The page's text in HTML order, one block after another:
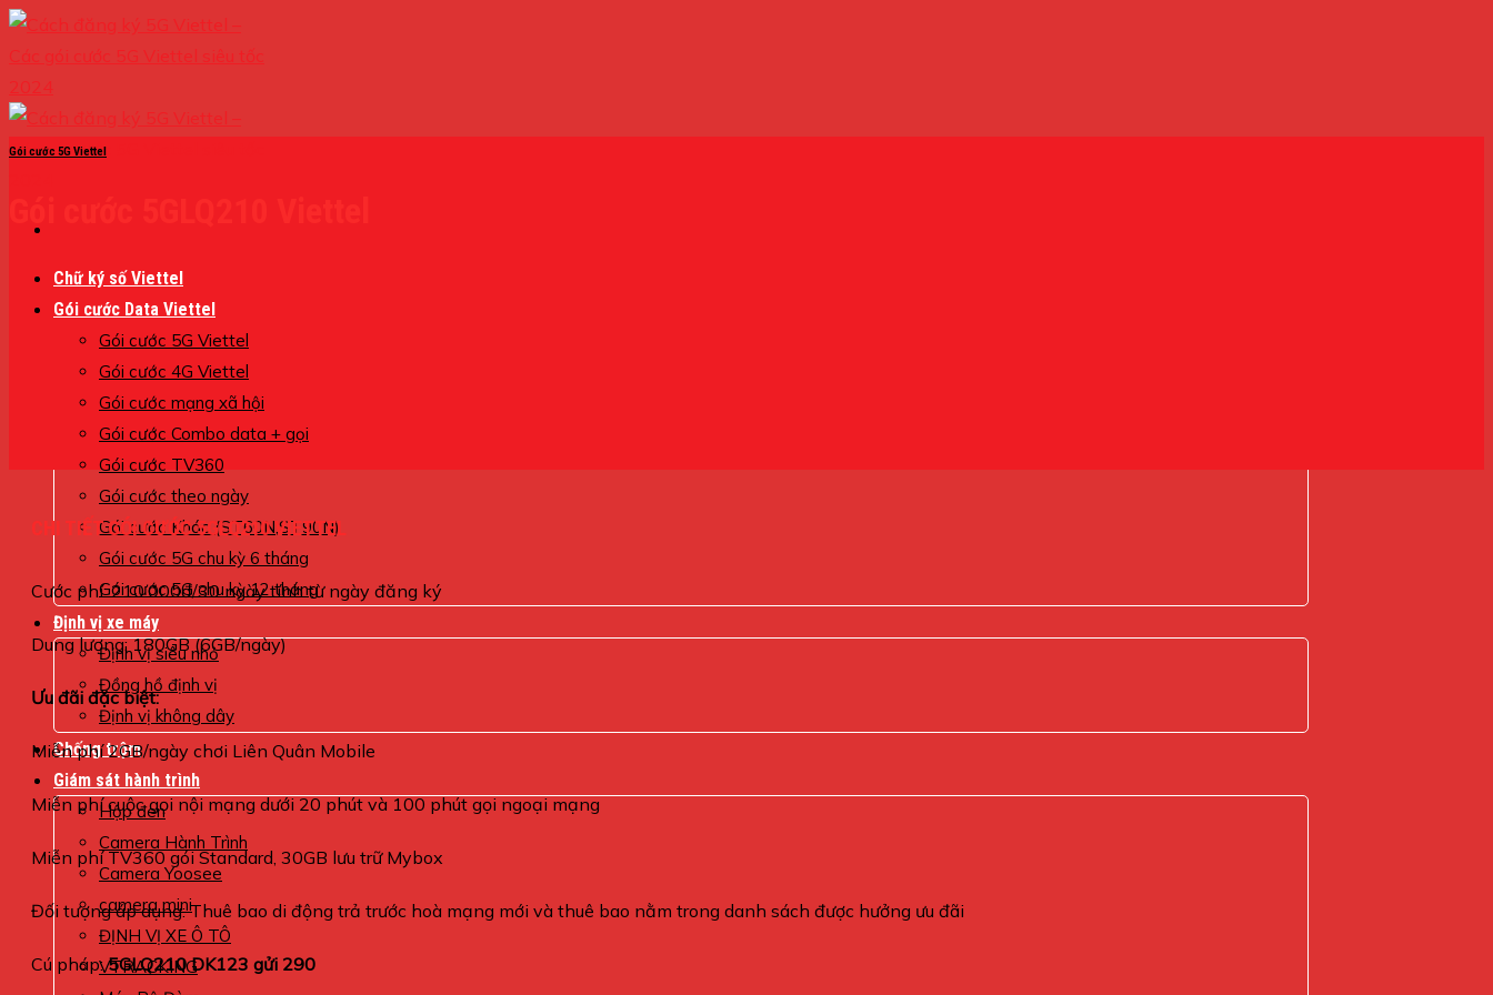
Skip
to
content
Chữ ký số Viettel
Gói cước Data Viettel
Gói cước 5G Viettel
Gói cước 4G Viettel
Gói cước mạng xã hội
Gói cước Combo data + gọi
Gói cước TV360
Gói cước theo ngày
Gói cước Khác (ST60N,ST90N)
Gói cước 5G chu kỳ 6 tháng
Gói cước 5G chu kỳ 12 tháng
Định vị xe máy
Định vị siêu nhỏ
Đồng hồ định vị
Định vị không dây
Chống trộm
Giám sát hành trình
Hộp đen
Camera Hành Trình
Camera Yoosee
camera mini
ĐỊNH VỊ XE Ô TÔ
VTRACKING
Gói cước 5G Viettel
CHI TIẾT GÓI CƯỚC 5GLQ210 VIETTEL
Cước phí: 210.000đ/30 ngày tính từ ngày đăng ký
Dung lượng: 180GB (6GB/ngày)
Ưu đãi đặc biệt:
Miễn phí 2GB/ngày chơi Liên Quân Mobile
Miễn phí cuộc gọi nội mạng dưới 20 phút và 100 phút gọi ngoại mạng
Miễn phí TV360 gói Standard, 30GB lưu trữ Mybox
Đối tượng áp dụng: Thuê bao di động trả trước hoà mạng mới và thuê bao nằm trong danh sách được hưởng ưu đãi
Cú pháp:5GLQ210 DK123 gửi 290